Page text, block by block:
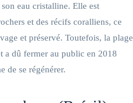
eau cristalline. Elle est
et des récifs coralliens, ce
et préservé. Toutefois, la plage
a dû fermer au public en 2018
de se régénérer.